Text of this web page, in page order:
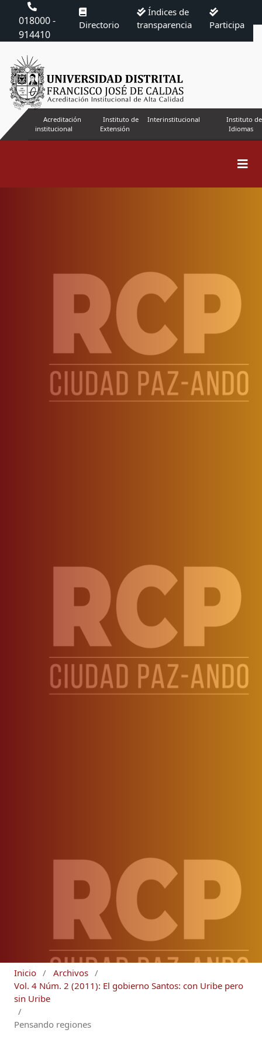
018000 -
914410
Directorio
Índices de
transparencia
Participa
Acreditación
institucional
Instituto de
Extensión
Interinstitucional
Instituto de
Idiomas
Inicio / Archivos /
Vol. 4 Núm. 2 (2011): El gobierno Santos: con Uribe pero
sin Uribe
/
Pensando regiones